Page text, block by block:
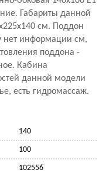
Габариты данной
см. Поддон
нет информации см,
поддона -
Кабина
данной модели
есть гидромассаж.
140
100
102556